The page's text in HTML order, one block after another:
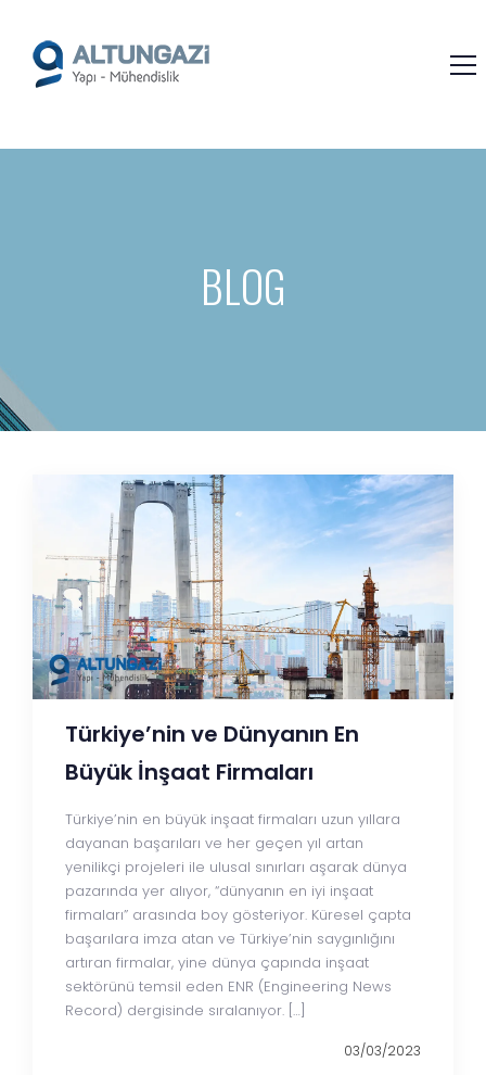
BLOG
Türkiye’nin ve Dünyanın En
Büyük İnşaat Firmaları
Türkiye’nin en büyük inşaat firmaları uzun yıllara
dayanan başarıları ve her geçen yıl artan
yenilikçi projeleri ile ulusal sınırları aşarak dünya
pazarında yer alıyor, “dünyanın en iyi inşaat
firmaları” arasında boy gösteriyor. Küresel çapta
başarılara imza atan ve Türkiye’nin saygınlığını
artıran firmalar, yine dünya çapında inşaat
sektörünü temsil eden ENR (Engineering News
Record) dergisinde sıralanıyor. […]
03/03/2023